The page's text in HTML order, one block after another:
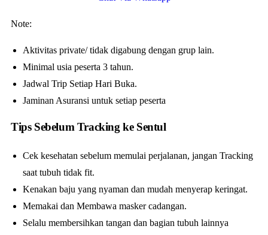
Note:
Aktivitas private/ tidak digabung dengan grup lain.
Minimal usia peserta 3 tahun.
Jadwal Trip Setiap Hari Buka.
Jaminan Asuransi untuk setiap peserta
Tips Sebelum Tracking ke Sentul
Cek kesehatan sebelum memulai perjalanan, jangan Tracking
saat tubuh tidak fit.
Kenakan baju yang nyaman dan mudah menyerap keringat.
Memakai dan Membawa masker cadangan.
Selalu membersihkan tangan dan bagian tubuh lainnya